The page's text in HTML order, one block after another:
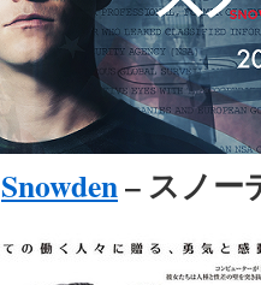
Snowden– スノー